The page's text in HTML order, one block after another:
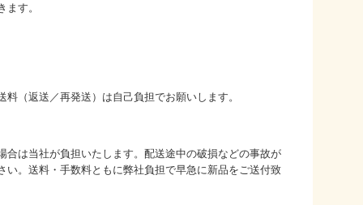
ます。
料（返送／再発送）は自己負担でお願いします。
合は当社が負担いたします。配送途中の破損などの事故が
い。送料・手数料ともに弊社負担で早急に新品をご送付致